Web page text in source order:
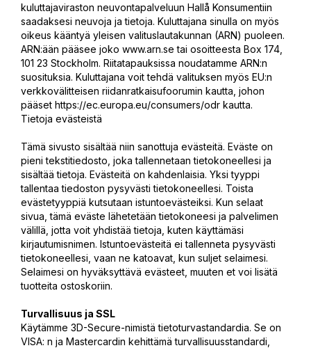
kuluttajaviraston neuvontapalveluun Hallå Konsumentiin
saadaksesi neuvoja ja tietoja. Kuluttajana sinulla on myös
oikeus kääntyä yleisen valituslautakunnan (ARN) puoleen.
ARN:ään pääsee joko www.arn.se tai osoitteesta Box 174,
101 23 Stockholm. Riitatapauksissa noudatamme ARN:n
suosituksia. Kuluttajana voit tehdä valituksen myös EU:n
verkkovälitteisen riidanratkaisufoorumin kautta, johon
pääset https://ec.europa.eu/consumers/odr kautta.
Tietoja evästeistä
Tämä sivusto sisältää niin sanottuja evästeitä. Eväste on
pieni tekstitiedosto, joka tallennetaan tietokoneellesi ja
sisältää tietoja. Evästeitä on kahdenlaisia. Yksi tyyppi
tallentaa tiedoston pysyvästi tietokoneellesi. Toista
evästetyyppiä kutsutaan istuntoevästeiksi. Kun selaat
sivua, tämä eväste lähetetään tietokoneesi ja palvelimen
välillä, jotta voit yhdistää tietoja, kuten käyttämäsi
kirjautumisnimen. Istuntoevästeitä ei tallenneta pysyvästi
tietokoneellesi, vaan ne katoavat, kun suljet selaimesi.
Selaimesi on hyväksyttävä evästeet, muuten et voi lisätä
tuotteita ostoskoriin.
Turvallisuus ja SSL
Käytämme 3D-Secure-nimistä tietoturvastandardia. Se on
VISA: n ja Mastercardin kehittämä turvallisuusstandardi,